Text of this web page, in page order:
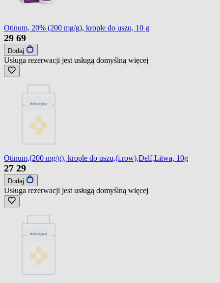
Otinum, 20% (200 mg/g), krople do uszu, 10 g
29 69
Dodaj
Usługa rezerwacji jest usługą domyślną więcej
Otinum,(200 mg/g), krople do uszu,(i.row),Delf,Litwa, 10g
27 29
Dodaj
Usługa rezerwacji jest usługą domyślną więcej